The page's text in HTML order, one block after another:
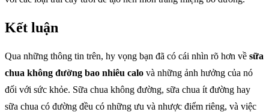
Kết luận
Qua những thông tin trên, hy vọng bạn đã có cái nhìn rõ hơn về sữa
chua không đường bao nhiêu calo và những ảnh hưởng của nó
đối với sức khỏe. Sữa chua không đường, sữa chua ít đường hay
sữa chua có đường đều có những ưu và nhược điểm riêng, và việc